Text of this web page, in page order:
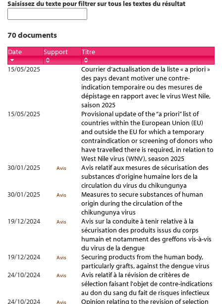
Saisissez du texte pour filtrer sur tous les textes du résultat
70 documents
Date Support
Titre
15/05/2025
Courrier d’actualisation de la liste « a priori »
des pays devant motiver une contre-
indication temporaire ou des mesures de
dépistage en rapport avec le virus West Nile,
saison 2025
15/05/2025
Provisional update of the “a priori” list of
countries within the European Union (EU)
and outside the EU for which a temporary
contraindication or screening of donors who
have travelled there is required, in relation to
West Nile virus (WNV), season 2025
30/01/2025
Avis
Avis relatif aux mesures de sécurisation des
substances d'origine humaine lors de la
circulation du virus du chikungunya
30/01/2025
Avis
Measures to secure substances of human
origin during the circulation of the
chikungunya virus
19/12/2024
Avis
Avis sur la conduite à tenir relative à la
sécurisation des produits issus du corps
humain et notamment des greffons vis-à-vis
du virus de la dengue
19/12/2024
Avis
Securing products from the human body,
particularly grafts, against the dengue virus
24/10/2024
Avis
Avis relatif à la révision de critères de
sélection faisant l'objet de contre-indications
au don du sang du fait de risques infectieux
24/10/2024
Avis
Opinion relating to the revision of selection